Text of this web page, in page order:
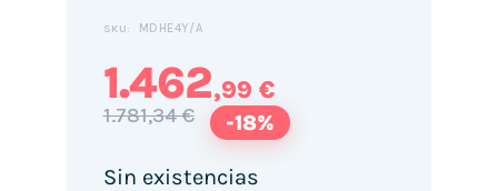
SKU: MDHE4Y/A
1.462,99 €
1.781,34 € -18%
Sin existencias